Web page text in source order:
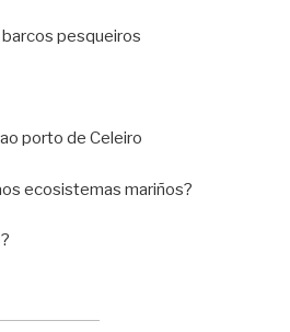
pesqueiros
porto de Celeiro
ecosistemas mariños?